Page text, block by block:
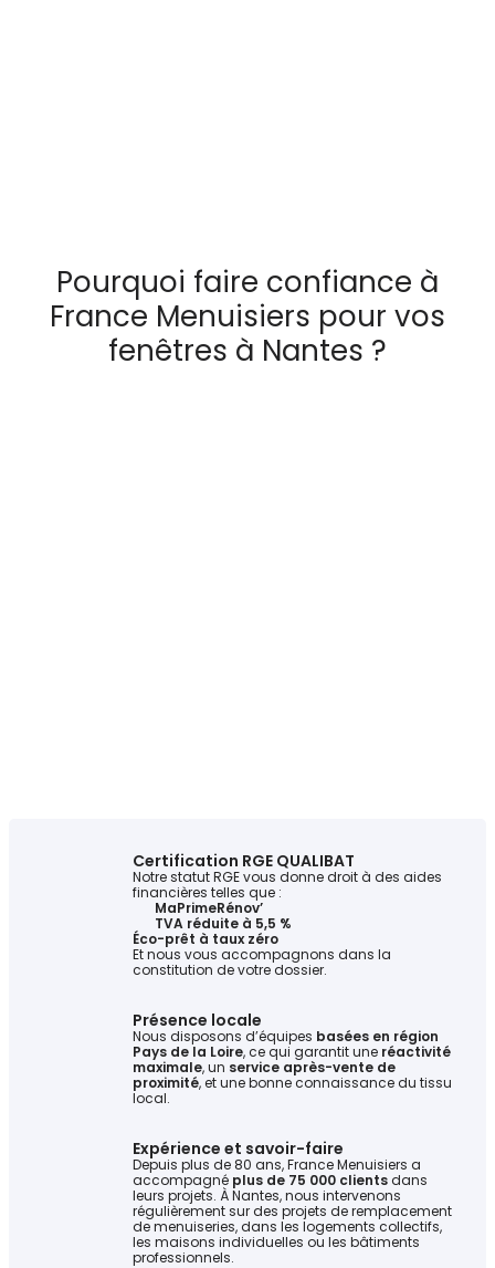
Pourquoi faire confiance à
France Menuisiers pour vos
fenêtres à Nantes ?
Certification RGE QUALIBAT
Notre statut RGE vous donne droit à des aides
financières telles que :
MaPrimeRénov’
TVA réduite à 5,5 %
Éco-prêt à taux zéro
Et nous vous accompagnons dans la
constitution de votre dossier.
Présence locale
Nous disposons d’équipes basées en région
Pays de la Loire, ce qui garantit une réactivité
maximale, un service après-vente de
proximité, et une bonne connaissance du tissu
local.
Expérience et savoir-faire
Depuis plus de 80 ans, France Menuisiers a
accompagné plus de 75 000 clientsdans
leurs projets. À Nantes, nous intervenons
régulièrement sur des projets de remplacement
de menuiseries, dans les logements collectifs,
les maisons individuelles ou les bâtiments
professionnels.